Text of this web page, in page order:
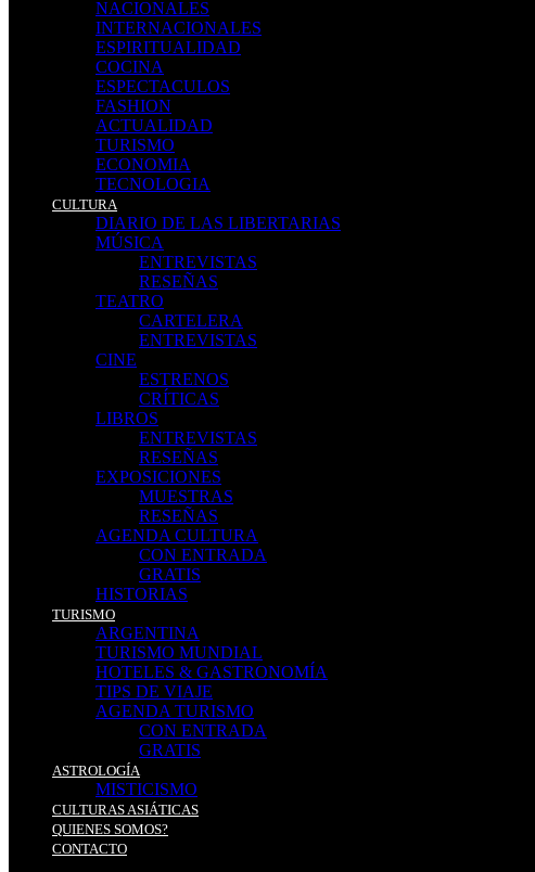
NACIONALES
INTERNACIONALES
ESPIRITUALIDAD
COCINA
ESPECTACULOS
FASHION
ACTUALIDAD
TURISMO
ECONOMIA
TECNOLOGIA
CULTURA
DIARIO DE LAS LIBERTARIAS
MÚSICA
ENTREVISTAS
RESEÑAS
TEATRO
CARTELERA
ENTREVISTAS
CINE
ESTRENOS
CRÍTICAS
LIBROS
ENTREVISTAS
RESEÑAS
EXPOSICIONES
MUESTRAS
RESEÑAS
AGENDA CULTURA
CON ENTRADA
GRATIS
HISTORIAS
TURISMO
ARGENTINA
TURISMO MUNDIAL
HOTELES & GASTRONOMÍA
TIPS DE VIAJE
AGENDA TURISMO
CON ENTRADA
GRATIS
ASTROLOGÍA
MISTICISMO
CULTURAS ASIÁTICAS
QUIENES SOMOS?
CONTACTO